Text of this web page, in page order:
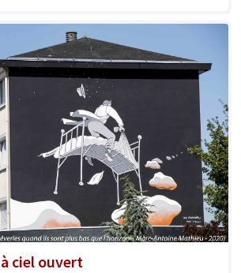
ciel ouvert